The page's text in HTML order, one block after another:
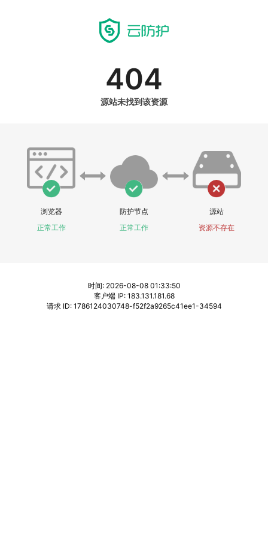
404
源站未找到该资源
浏览器
正常工作
防护节点
正常工作
源站
资源不存在
时间: 2026-08-08 01:33:50
客户端 IP: 183.131.181.68
请求 ID: 1786124030748-f52f2a9265c41ee1-34594